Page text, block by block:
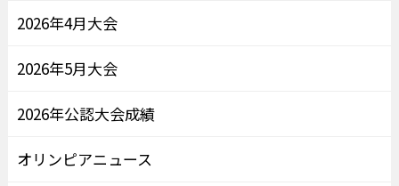
2026年4月大会
2026年5月大会
2026年公認大会成績
オリンピアニュース